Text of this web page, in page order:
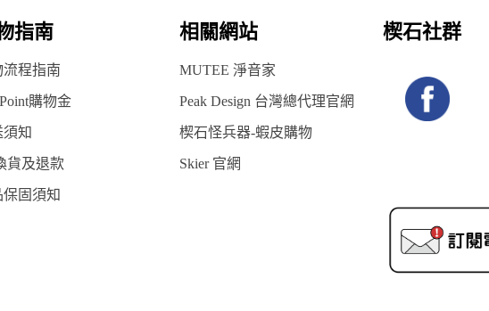
指南 相關網站 楔石社群
流程指南 MUTEE 淨音家
購物金 Peak Design 台灣總代理官網
知 楔石怪兵器-蝦皮購物
貨及退款 Skier 官網
保固須知